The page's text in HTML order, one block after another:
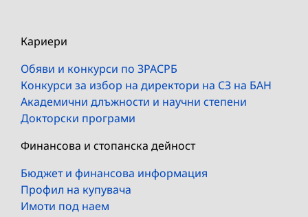
Кариери
Обяви и конкурси по ЗРАСРБ
Конкурси за избор на директори на СЗ на БАН
Академични длъжности и научни степени
Докторски програми
Финансова и стопанска дейност
Бюджет и финансова информация
Профил на купувача
Имоти под наем